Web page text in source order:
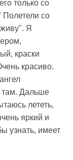
только со
Полетели со
Я
краски
красиво.
там. Дальше
лететь,
яркий и
узнать, имеет